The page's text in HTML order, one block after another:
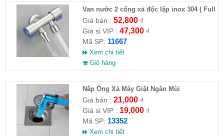
Van nước 2 cổng xả độc lập inox 304 ( Full
VAT )
Giá bán : 52,800₫
Giá sỉ VIP : 47,300₫
Mã SP: 11667
Xem chi tiết
Giỏ hàng
Nắp Ống Xả Máy Giặt Ngăn Mùi
Giá bán : 21,000₫
Giá sỉ VIP : 19,000₫
Mã SP: 13352
Xem chi tiết